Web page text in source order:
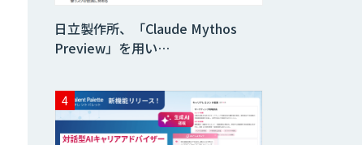
日立製作所、「Claude Mythos
Preview」を用い…